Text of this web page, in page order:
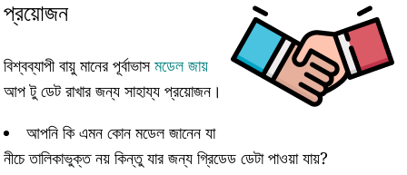
প্রয়োজন
বিশ্বব্যাপী বায়ু মানের পূর্বাভাসমডেল জায়
আপ টু ডেট রাখার জন্য সাহায্য প্রয়োজন।
আপনি কি এমন কোন মডেল জানেন যা
নীচে তালিকাভুক্ত নয় কিন্তু যার জন্য গ্রিডেড ডেটা পাওয়া যায়?